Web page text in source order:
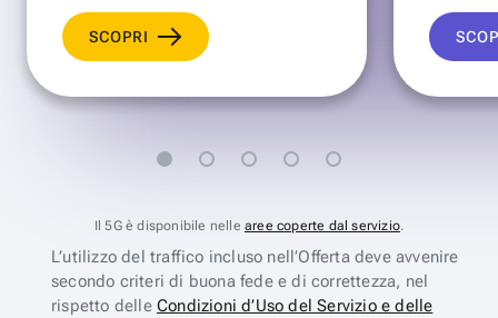
SCOPRI
Il 5G è disponibile nelle aree coperte dal servizio.
L’utilizzo del traffico incluso nell’Offerta deve avvenire
secondo criteri di buona fede e di correttezza, nel
rispetto delle Condizioni d’Uso del Servizio e delle